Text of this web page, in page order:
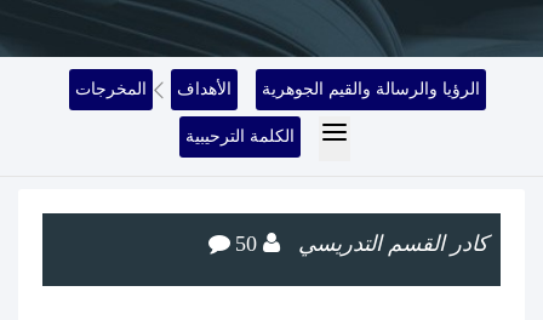
المخرجات الأهداف الرؤيا والرسالة والقيم الجوهرية
الكلمة الترحيبية
كادر القسم التدريسي 50